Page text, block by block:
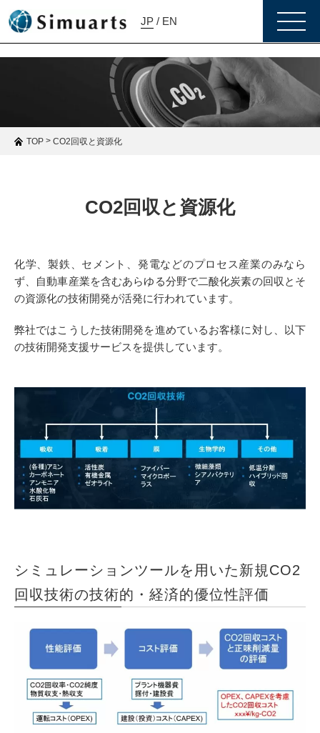
JP / EN
toggle
TOP > CO2回収と資源化
CO2回収と資源化
化学、製鉄、セメント、発電などのプロセス産業のみなら
ず、自動車産業を含むあらゆる分野で二酸化炭素の回収とそ
の資源化の技術開発が活発に行われています。
弊社ではこうした技術開発を進めているお客様に対し、以下
の技術開発支援サービスを提供しています。
シミュレーションツールを用いた新規CO2
回収技術の技術的・経済的優位性評価